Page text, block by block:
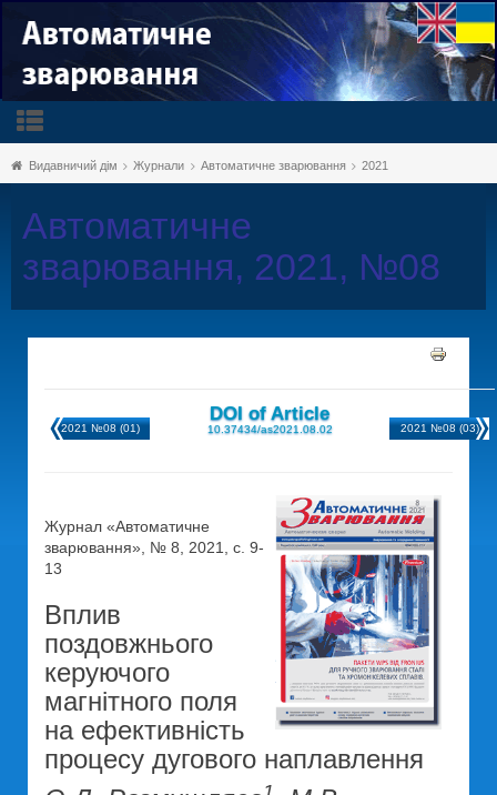
Видавничий дім Журнали Автоматичне зварювання 2021
Автоматичне
зварювання, 2021, №08
2021 №08 (01)
DOI of Article
10.37434/as2021.08.02 2021 №08 (03)
Журнал «Автоматичне
зварювання», № 8, 2021, с. 9-
13
Вплив
поздовжнього
керуючого
магнітного поля
на ефективність
процесу дугового наплавлення